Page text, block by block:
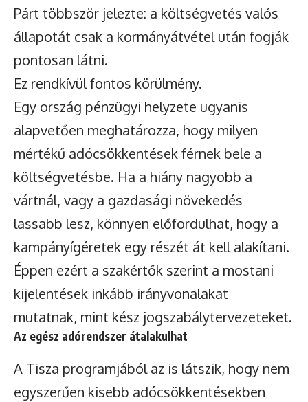
Párt többször jelezte: a költségvetés valós
állapotát csak a kormányátvétel után fogják
pontosan látni.
Ez rendkívül fontos körülmény.
Egy ország pénzügyi helyzete ugyanis
alapvetően meghatározza, hogy milyen
mértékű adócsökkentések férnek bele a
költségvetésbe. Ha a hiány nagyobb a
vártnál, vagy a gazdasági növekedés
lassabb lesz, könnyen előfordulhat, hogy a
kampányígéretek egy részét át kell alakítani.
Éppen ezért a szakértők szerint a mostani
kijelentések inkább irányvonalakat
mutatnak, mint kész jogszabálytervezeteket.
Az egész adórendszer átalakulhat
A Tisza programjából az is látszik, hogy nem
egyszerűen kisebb adócsökkentésekben